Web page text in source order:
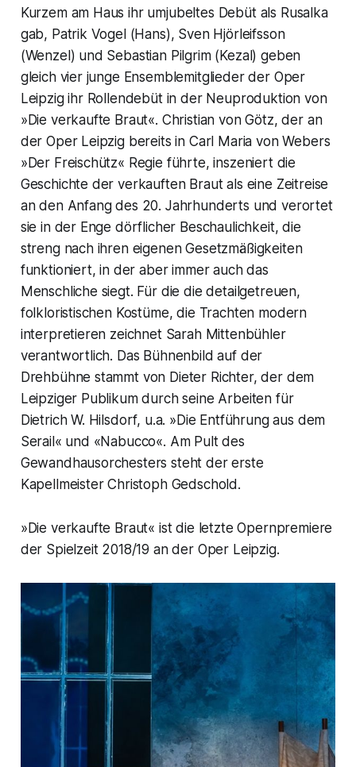
Kurzem am Haus ihr umjubeltes Debüt als Rusalka
gab, Patrik Vogel (Hans), Sven Hjörleifsson
(Wenzel) und Sebastian Pilgrim (Kezal) geben
gleich vier junge Ensemblemitglieder der Oper
Leipzig ihr Rollendebüt in der Neuproduktion von
»Die verkaufte Braut«. Christian von Götz, der an
der Oper Leipzig bereits in Carl Maria von Webers
»Der Freischütz« Regie führte, inszeniert die
Geschichte der verkauften Braut als eine Zeitreise
an den Anfang des 20. Jahrhunderts und verortet
sie in der Enge dörflicher Beschaulichkeit, die
streng nach ihren eigenen Gesetzmäßigkeiten
funktioniert, in der aber immer auch das
Menschliche siegt. Für die die detailgetreuen,
folkloristischen Kostüme, die Trachten modern
interpretieren zeichnet Sarah Mittenbühler
verantwortlich. Das Bühnenbild auf der
Drehbühne stammt von Dieter Richter, der dem
Leipziger Publikum durch seine Arbeiten für
Dietrich W. Hilsdorf, u.a. »Die Entführung aus dem
Serail« und «Nabucco«. Am Pult des
Gewandhausorchesters steht der erste
Kapellmeister Christoph Gedschold.
»Die verkaufte Braut« ist die letzte Opernpremiere
der Spielzeit 2018/19 an der Oper Leipzig.